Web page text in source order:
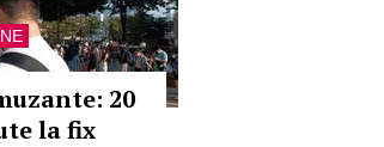
20
la fix